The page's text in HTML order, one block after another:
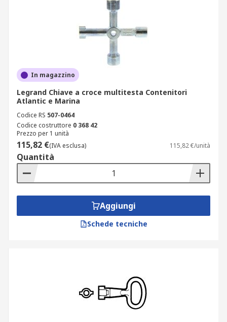
In magazzino
Legrand Chiave a croce multitesta Contenitori
Atlantic e Marina
Codice RS 507-0464
Codice costruttore 0 368 42
Prezzo per 1 unità
115,82 €(IVA esclusa) 115,82 €/unità
Quantità
Aggiungi
Schede tecniche